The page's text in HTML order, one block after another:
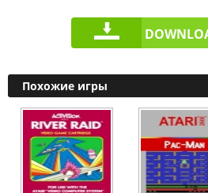
Похожие игры